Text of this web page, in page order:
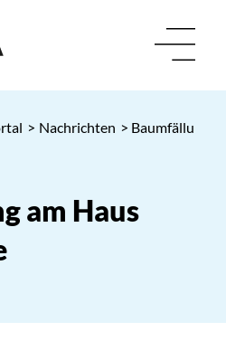
> Nachrichten > Baumfällung
am Haus